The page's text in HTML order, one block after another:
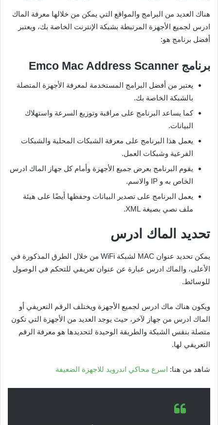
هناك العديد من البرامج والمواقع التي يمكن من خلالها معرفة الماك
ادرس لجميع الأجهزة المرتبطة بشبكة الإنترنت الخاصة بك، ويعتبر
أفضل برنامج هو:
برنامج Emco Mac Address Scanner
يعتبر من أفضل البرامج المستخدمة لمعرفة الأجهزة المتصلة
بالشبكة الخاصة بك.
كما يساعد البرنامج على مراقبة وتوزيع السرعة واستهلاك
البيانات.
يعمل هذا البرنامج على معرفة الشبكات المحلية والشبكات
الفرعية وشبكات العمل.
يقوم البرنامج بعرض جميع الأجهزة وأمام كل جهاز الماك ادرس
الخاص به و IP والاسم.
يعمل البرنامج على تصدير البيانات وحفظها أيضًا على هيئة
ملف نصي بصيغة XML.
تحديد الماك ادرس
يمكن تحديد عنوان MAC لشبكة WiFi من خلال الطرق المذكورة في
الأعلى، والماك ادرس عبارة عن عنوان تعريفي للتحكم في الوصول
للوسائط.
ويكون هناك ماك ادرس لجميع الأجهزة ويختلف الرقم التعريفي أو
الماك ادرس من جهاز لآخر، حيث يوجد العديد من الأجهزة التي تكون
متصلة بنفس الشبكة والطريقة الوحيدة لتحديدها هو معرفة الرقم
التعريفي لها.
شاهد من هنا: اسرع محاكي اندرويد للاجهزة الضعيفة